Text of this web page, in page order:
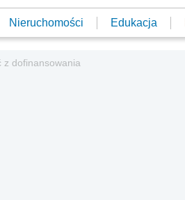
Nieruchomości Edukacja
z dofinansowania